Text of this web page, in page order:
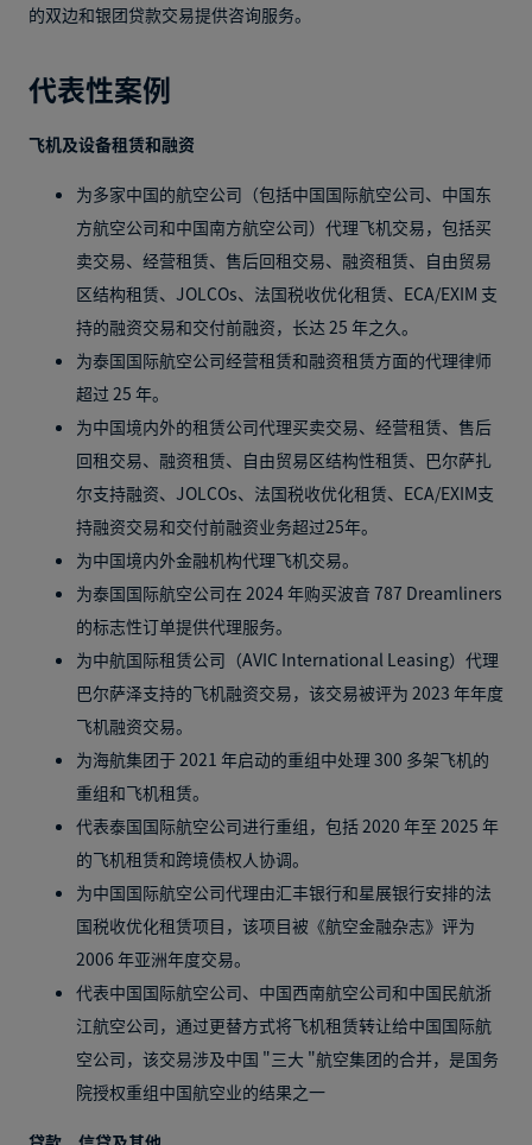
的双边和银团贷款交易提供咨询服务。
代表性案例
飞机及设备租赁和融资
为多家中国的航空公司（包括中国国际航空公司、中国东
方航空公司和中国南方航空公司）代理飞机交易，包括买
卖交易、经营租赁、售后回租交易、融资租赁、自由贸易
区结构租赁、JOLCOs、法国税收优化租赁、ECA/EXIM 支
持的融资交易和交付前融资，长达 25 年之久。
为泰国国际航空公司经营租赁和融资租赁方面的代理律师
超过 25 年。
为中国境内外的租赁公司代理买卖交易、经营租赁、售后
回租交易、融资租赁、自由贸易区结构性租赁、巴尔萨扎
尔支持融资、JOLCOs、法国税收优化租赁、ECA/EXIM支
持融资交易和交付前融资业务超过25年。
为中国境内外金融机构代理飞机交易。
为泰国国际航空公司在 2024 年购买波音 787 Dreamliners
的标志性订单提供代理服务。
为中航国际租赁公司（AVIC International Leasing）代理
巴尔萨泽支持的飞机融资交易，该交易被评为 2023 年年度
飞机融资交易。
为海航集团于 2021 年启动的重组中处理 300 多架飞机的
重组和飞机租赁。
代表泰国国际航空公司进行重组，包括 2020 年至 2025 年
的飞机租赁和跨境债权人协调。
为中国国际航空公司代理由汇丰银行和星展银行安排的法
国税收优化租赁项目，该项目被《航空金融杂志》评为
2006 年亚洲年度交易。
代表中国国际航空公司、中国西南航空公司和中国民航浙
江航空公司，通过更替方式将飞机租赁转让给中国国际航
空公司，该交易涉及中国 "三大 "航空集团的合并，是国务
院授权重组中国航空业的结果之一